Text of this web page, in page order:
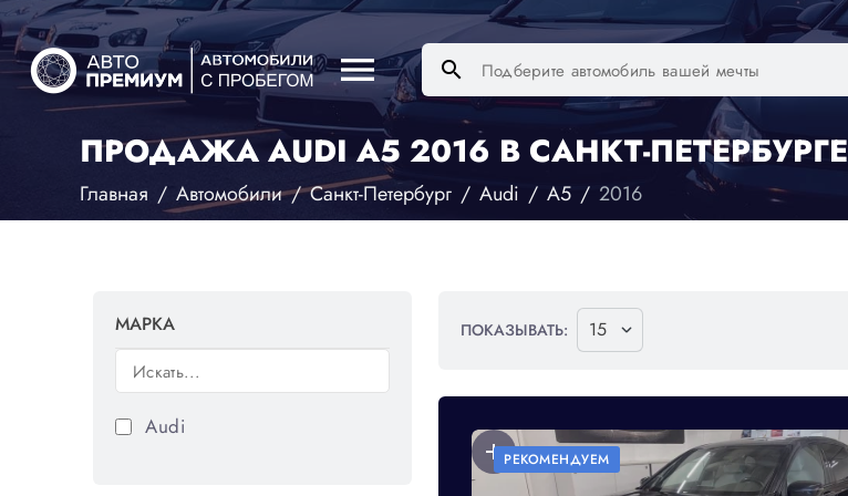
menu search
ПРОДАЖА AUDI A5 2016 В САНКТ-ПЕТЕРБУРГЕ
Главная Автомобили Санкт-Петербург Audi A5 2016
МАРКА
Audi
ПОКАЗЫВАТЬ:
addРЕКОМЕНДУЕМ